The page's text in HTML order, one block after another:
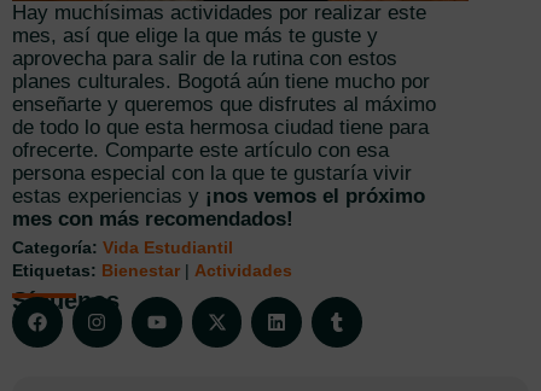
Hay muchísimas actividades por realizar este
mes, así que elige la que más te guste y
aprovecha para salir de la rutina con estos
planes culturales. Bogotá aún tiene mucho por
enseñarte y queremos que disfrutes al máximo
de todo lo que esta hermosa ciudad tiene para
ofrecerte. Comparte este artículo con esa
persona especial con la que te gustaría vivir
estas experiencias y ¡nos vemos el próximo
mes con más recomendados!
Categoría: Vida Estudiantil
Etiquetas: Bienestar | Actividades
Síguenos